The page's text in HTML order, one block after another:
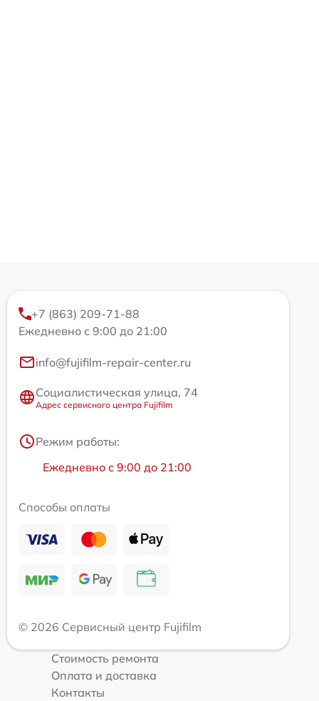
+7 (863) 209-71-88
Ежедневно с 9:00 до 21:00
info@fujifilm-repair-center.ru
Социалистическая улица, 74
Адрес сервисного центра Fujifilm
Режим работы:
Ежедневно с 9:00 до 21:00
Способы оплаты
© 2026 Сервисный центр Fujifilm
Стоимость ремонта
Оплата и доставка
Контакты